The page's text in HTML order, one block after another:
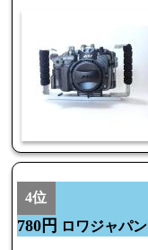
4位
780円 ロワジャパン